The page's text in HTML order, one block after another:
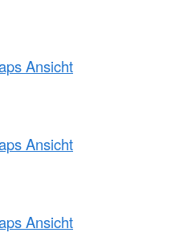
Ansicht
Ansicht
Ansicht